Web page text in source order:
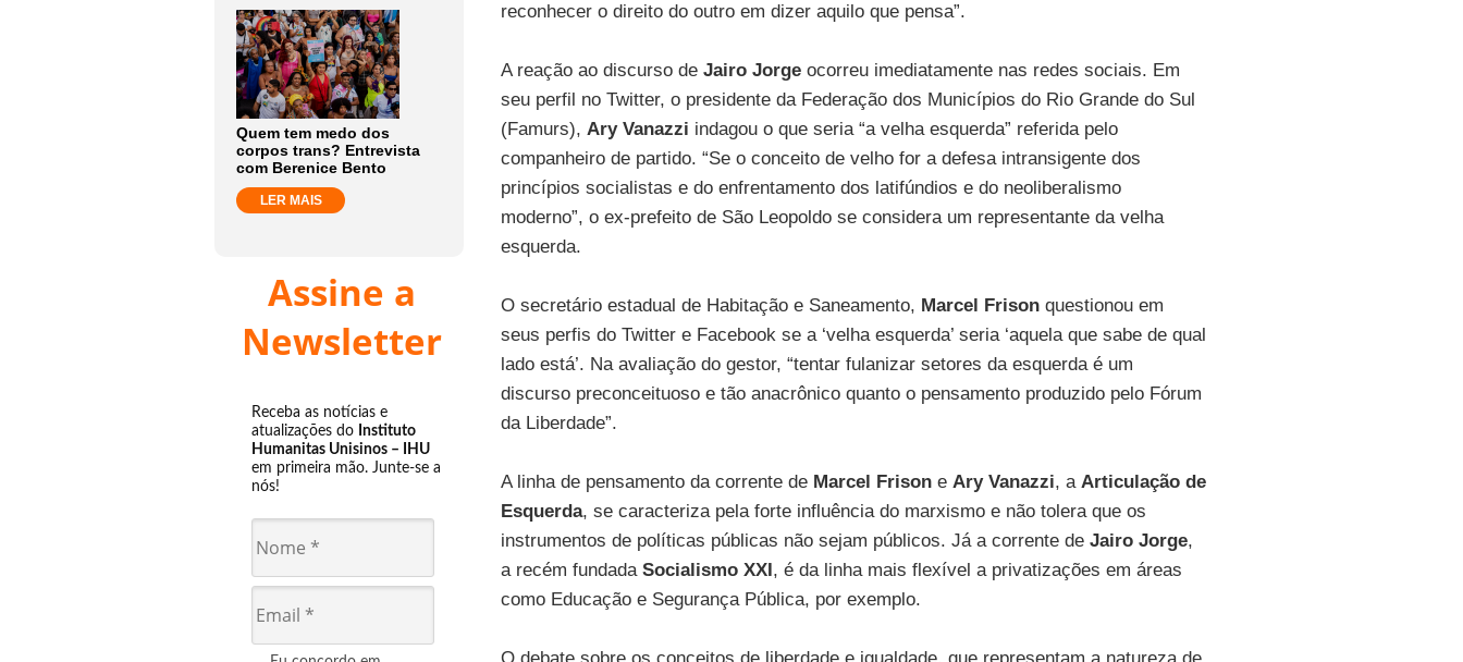
Quem tem medo dos
corpos trans? Entrevista
com Berenice Bento
LER MAIS
Assine a
Newsletter
Receba as notícias e
atualizações do Instituto
Humanitas Unisinos – IHU
em primeira mão. Junte-se a
nós!
reconhecer o direito do outro em dizer aquilo que pensa”.
A reação ao discurso de Jairo Jorgeocorreu imediatamente nas redes sociais. Em
seu perfil no Twitter, o presidente da Federação dos Municípios do Rio Grande do Sul
(Famurs), Ary Vanazzi indagou o que seria “a velha esquerda” referida pelo
companheiro de partido. “Se o conceito de velho for a defesa intransigente dos
princípios socialistas e do enfrentamento dos latifúndios e do neoliberalismo
moderno”, o ex-prefeito de São Leopoldo se considera um representante da velha
esquerda.
O secretário estadual de Habitação e Saneamento, Marcel Frisonquestionou em
seus perfis do Twitter e Facebook se a ‘velha esquerda’ seria ‘aquela que sabe de qual
lado está’. Na avaliação do gestor, “tentar fulanizar setores da esquerda é um
discurso preconceituoso e tão anacrônico quanto o pensamento produzido pelo Fórum
da Liberdade”.
A linha de pensamento da corrente de Marcel Frisone Ary Vanazzi, a Articulação de
Esquerda, se caracteriza pela forte influência do marxismo e não tolera que os
instrumentos de políticas públicas não sejam públicos. Já a corrente de Jairo Jorge,
a recém fundada Socialismo XXI, é da linha mais flexível a privatizações em áreas
como Educação e Segurança Pública, por exemplo.